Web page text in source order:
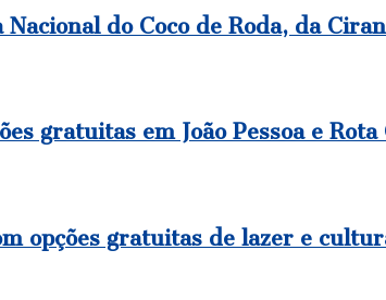
do Coco de Roda, da
gratuitas em João Pessoa e
opções gratuitas de lazer e